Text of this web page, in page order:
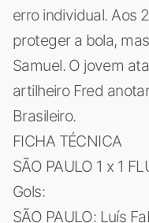
erro individual. Aos
proteger a bola,
Samuel. O jovem
artilheiro Fred
Brasileiro.
FICHA TÉCNICA
SÃO PAULO 1 x 1
Gols:
SÃO PAULO: Luís